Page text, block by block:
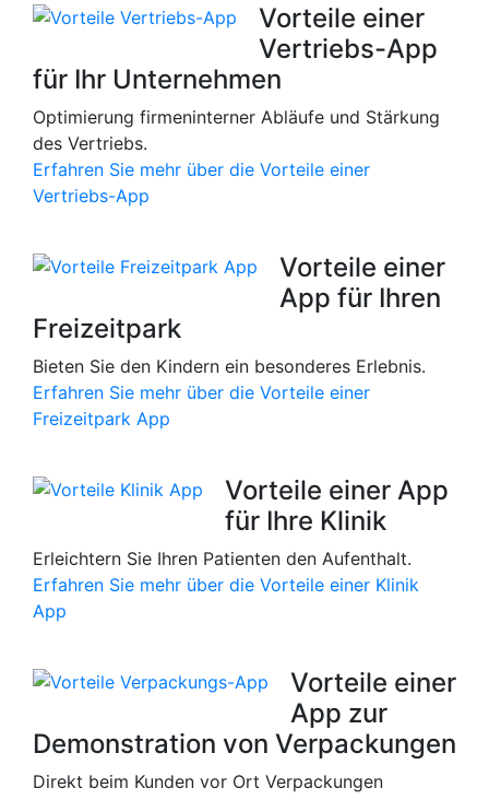
Vorteile einer
Vertriebs-App
für Ihr Unternehmen
Optimierung firmeninterner Abläufe und Stärkung
des Vertriebs.
Erfahren Sie mehr über die Vorteile einer
Vertriebs-App
Vorteile einer
App für Ihren
Freizeitpark
Bieten Sie den Kindern ein besonderes Erlebnis.
Erfahren Sie mehr über die Vorteile einer
Freizeitpark App
Vorteile einer App
für Ihre Klinik
Erleichtern Sie Ihren Patienten den Aufenthalt.
Erfahren Sie mehr über die Vorteile einer Klinik
App
Vorteile einer
App zur
Demonstration von Verpackungen
Direkt beim Kunden vor Ort Verpackungen